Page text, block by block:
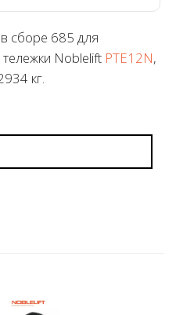
сборе 685 для
Noblelift PTE12N,
кг.